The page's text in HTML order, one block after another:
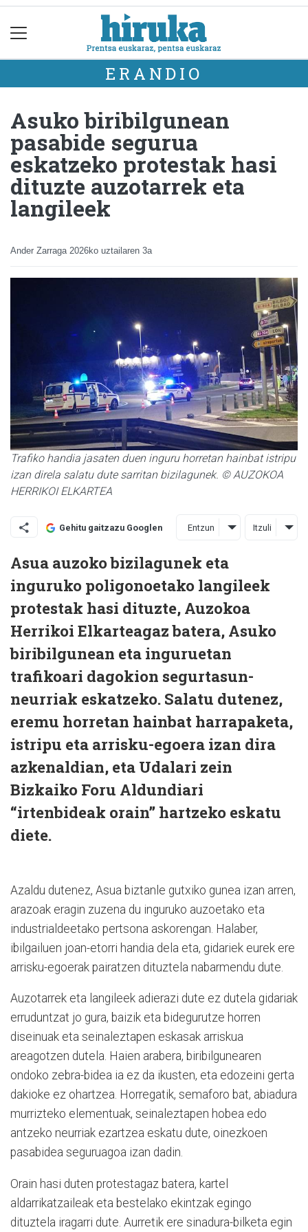
ERANDIO
Asuko biribilgunean
pasabide segurua
eskatzeko protestak hasi
dituzte auzotarrek eta
langileek
Ander Zarraga 2026ko uztailaren 3a
Trafiko handia jasaten duen inguru horretan hainbat istripu
izan direla salatu dute sarritan bizilagunek. © AUZOKOA
HERRIKOI ELKARTEA
Gehitu gaitzazu Googlen Entzun Itzuli
Asua auzoko bizilagunek eta
inguruko poligonoetako langileek
protestak hasi dituzte, Auzokoa
Herrikoi Elkarteagaz batera, Asuko
biribilgunean eta inguruetan
trafikoari dagokion segurtasun-
neurriak eskatzeko. Salatu dutenez,
eremu horretan hainbat harrapaketa,
istripu eta arrisku-egoera izan dira
azkenaldian, eta Udalari zein
Bizkaiko Foru Aldundiari
“irtenbideak orain” hartzeko eskatu
diete.
Azaldu dutenez, Asua biztanle gutxiko gunea izan arren,
arazoak eragin zuzena du inguruko auzoetako eta
industrialdeetako pertsona askorengan. Halaber,
ibilgailuen joan-etorri handia dela eta, gidariek eurek ere
arrisku-egoerak pairatzen dituztela nabarmendu dute.
Auzotarrek eta langileek adierazi dute ez dutela gidariak
erruduntzat jo gura, baizik eta bidegurutze horren
diseinuak eta seinaleztapen eskasak arriskua
areagotzen dutela. Haien arabera, biribilgunearen
ondoko zebra-bidea ia ez da ikusten, eta edozeini gerta
dakioke ez ohartzea. Horregatik, semaforo bat, abiadura
murrizteko elementuak, seinaleztapen hobea edo
antzeko neurriak ezartzea eskatu dute, oinezkoen
pasabidea seguruagoa izan dadin.
Orain hasi duten protestagaz batera, kartel
aldarrikatzaileak eta bestelako ekintzak egingo
dituztela iragarri dute. Aurretik ere sinadura-bilketa egin